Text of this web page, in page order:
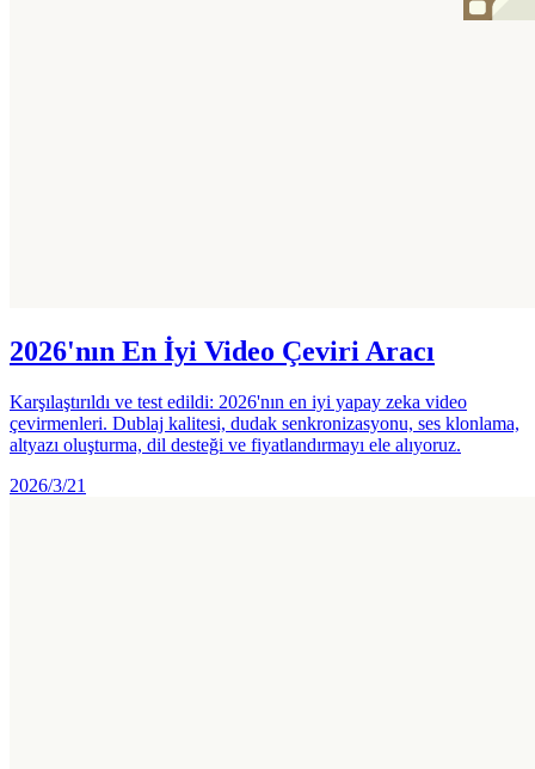
2026'nın En İyi Video Çeviri Aracı
Karşılaştırıldı ve test edildi: 2026'nın en iyi yapay zeka video
çevirmenleri. Dublaj kalitesi, dudak senkronizasyonu, ses klonlama,
altyazı oluşturma, dil desteği ve fiyatlandırmayı ele alıyoruz.
2026/3/21